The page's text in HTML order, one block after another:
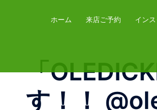
ホーム 来店ご予約 イン
「
す！！